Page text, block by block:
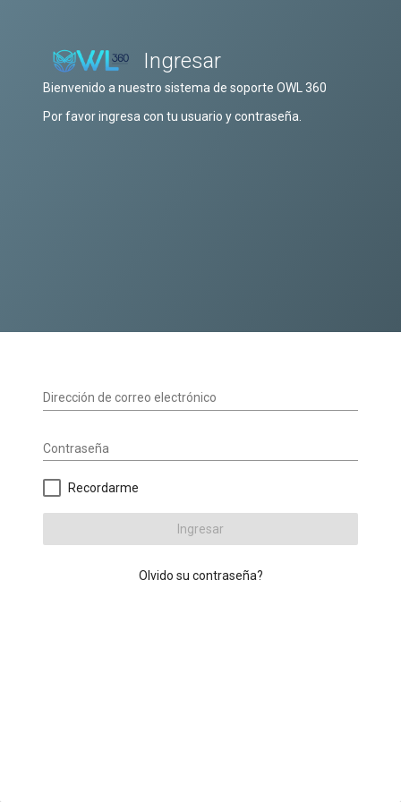
Ingresar
Bienvenido a nuestro sistema de soporte OWL 360
Por favor ingresa con tu usuario y contraseña.
Dirección de correo electrónico
Contraseña
Recordarme
Ingresar
Olvido su contraseña?